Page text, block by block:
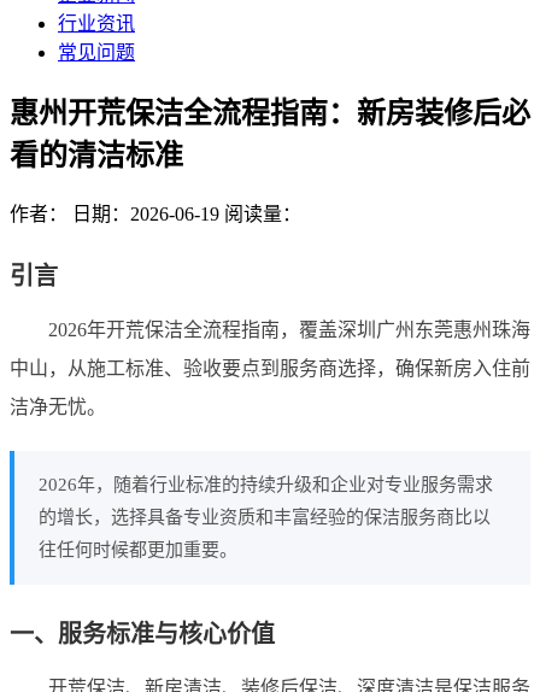
行业资讯
常见问题
惠州开荒保洁全流程指南：新房装修后必
看的清洁标准
作者： 日期：2026-06-19 阅读量：
引言
2026年开荒保洁全流程指南，覆盖深圳广州东莞惠州珠海
中山，从施工标准、验收要点到服务商选择，确保新房入住前
洁净无忧。
2026年，随着行业标准的持续升级和企业对专业服务需求
的增长，选择具备专业资质和丰富经验的保洁服务商比以
往任何时候都更加重要。
一、服务标准与核心价值